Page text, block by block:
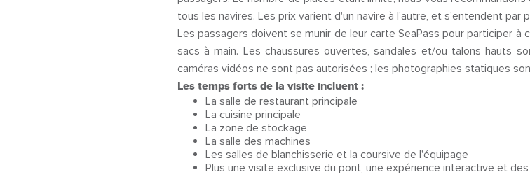
tous les navires. Les prix varient d'un navire à l'autre, et s'entendent par
Les passagers doivent se munir de leur carte SeaPass pour participer
sacs à main. Les chaussures ouvertes, sandales et/ou talons hauts
caméras vidéos ne sont pas autorisées ; les photographies statiques
Les temps forts de la visite incluent :
La salle de restaurant principale
La cuisine principale
La zone de stockage
La salle des machines
Les salles de blanchisserie et la coursive de l'équipage
Plus une visite exclusive du pont, une expérience interactive et